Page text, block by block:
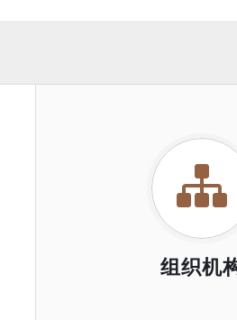
组织机